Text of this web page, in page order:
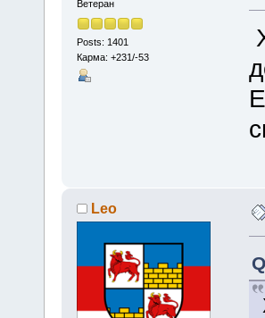
Ветеран
Posts: 1401
Карма: +231/-53
Leo